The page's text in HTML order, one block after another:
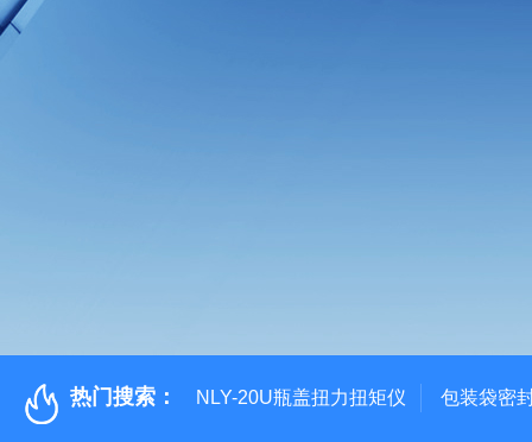
热门搜索： NLY-20U瓶盖扭力扭矩仪 包装袋密